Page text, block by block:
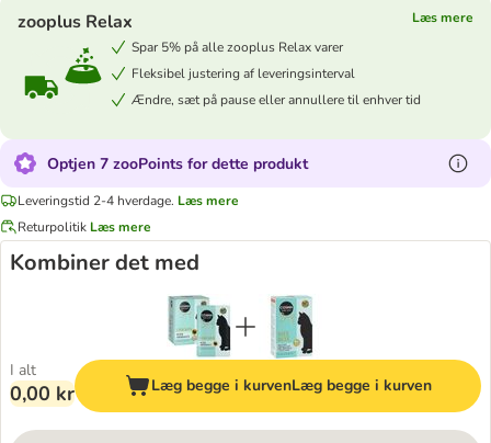
zooplus Relax
Læs mere
Spar 5% på alle zooplus Relax varer
Fleksibel justering af leveringsinterval
Ændre, sæt på pause eller annullere til enhver tid
Optjen 7 zooPoints for dette produkt
Leveringstid 2-4 hverdage. Læs mere
Returpolitik Læs mere
Kombiner det med
I alt
0,00 kr Læg begge i kurvenLæg begge i kurven